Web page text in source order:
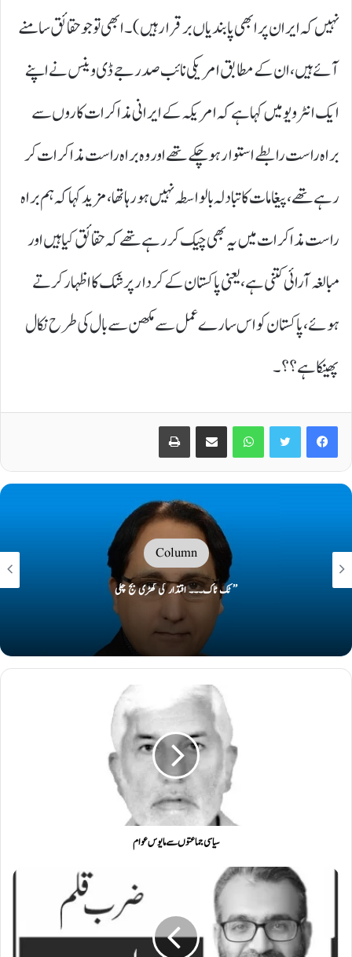
نہیں کہ ایران پر ابھی پابندیاں برقرار ہیں)۔ ابھی تو جو حقائق سامنے
آئے ہیں، ان کے مطابق امریکی نائب صدر جے ڈی وینس نے اپنے
ایک انٹرویو میں کہا ہے کہ امریکہ کے ایرانی مذاکرات کاروں سے
براہ راست رابطے استوار ہو چکے تھے اور وہ براہ راست مذاکرات کر
رہے تھے، پیغامات کا تبادلہ بالواسطہ نہیں ہو رہا تھا، مزید کہا کہ ہم براہ
راست مذاکرات میں یہ بھی چیک کر رہے تھے کہ حقائق کیا ہیں اور
مبالغہ آرائی کتنی ہے، یعنی پاکستان کے کردار پر شک کا اظہار کرتے
ہوئے، پاکستان کو اس سارے عمل سے مکھن سے بال کی طرح نکال
پھینکا ہے ؟؟۔
Facebook
Twitter
WhatsApp
Share via Email
Print
Column
’’ ٹک ٹاک۔۔۔ اقتدار کی گھڑی بج چکی
سیاسی جماعتوں سے مایوس عوام